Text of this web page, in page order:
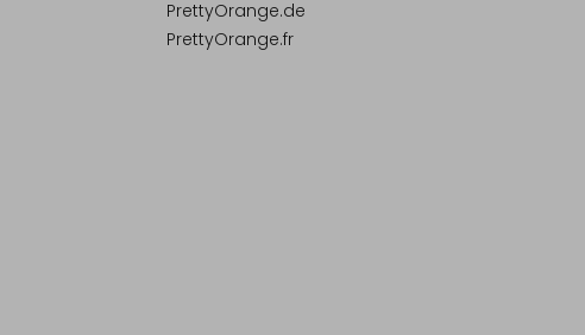
PrettyOrange.de
PrettyOrange.fr